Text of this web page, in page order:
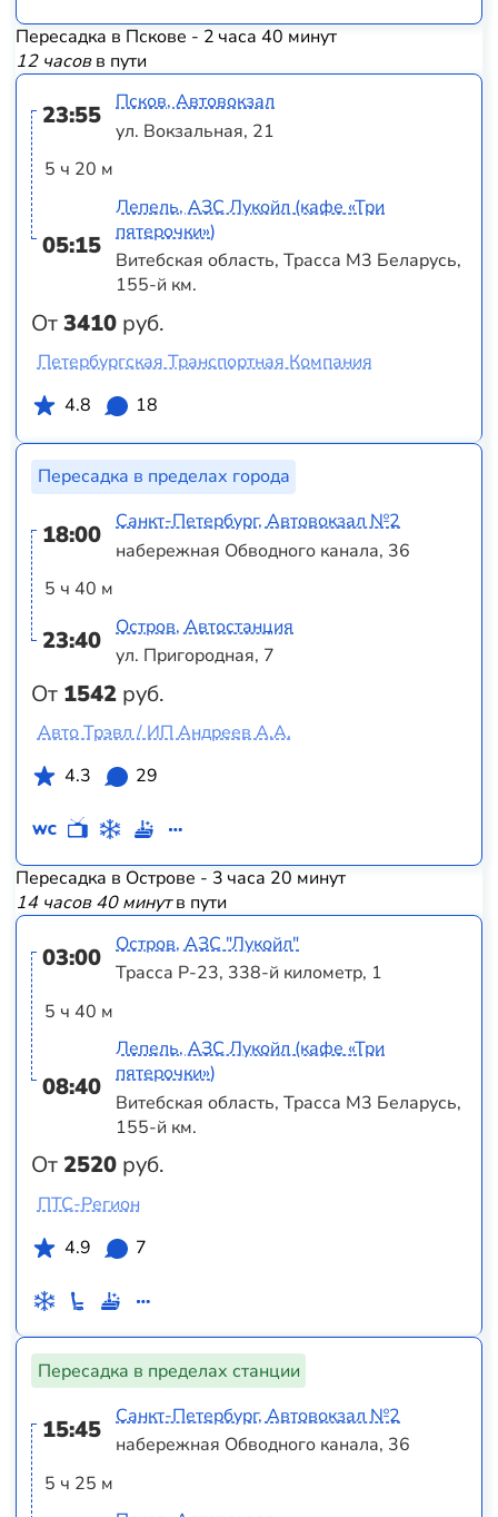
Пересадка в Пскове - 2 часа 40 минут
12 часовв пути
23:55
5 ч 20 м
05:15
От3410 руб.
Псков, Автовокзал
ул. Вокзальная, 21
Лепель, АЗС Лукойл (кафе «Три
пятерочки»)
Витебская область, Трасса M3 Беларусь,
155-й км.
Петербургская Транспортная Компания
4.8
18
Пересадка в пределах города
18:00
5 ч 40 м
23:40
От 1542 руб.
Санкт-Петербург, Автовокзал №2
набережная Обводного канала, 36
Остров, Автостанция
ул. Пригородная, 7
Авто Трэвл / ИП Андреев А.А.
4.3
29
Пересадка в Острове - 3 часа 20 минут
14 часов 40 минутв пути
03:00
5 ч 40 м
08:40
От2520 руб.
Остров, АЗС "Лукойл"
Трасса Р-23, 338-й километр, 1
Лепель, АЗС Лукойл (кафе «Три
пятерочки»)
Витебская область, Трасса M3 Беларусь,
155-й км.
ПТС-Регион
4.9
7
Пересадка в пределах станции
15:45
5 ч 25 м
Санкт-Петербург, Автовокзал №2
набережная Обводного канала, 36